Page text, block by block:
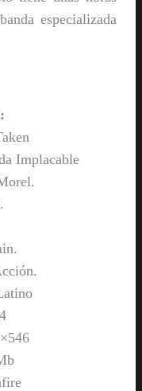
especializada
Implacable